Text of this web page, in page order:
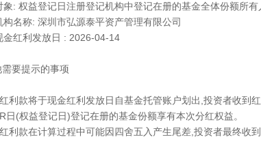
象: 权益登记日注册登记机构中登记在册的基金全体份额所有
构名称: 深圳市弘源泰平资产管理有限公司
金红利发放日 : 2026-04-14
要提示的事项
红利款将于现金红利发放日自基金托管账户划出,投资者收到
R日(权益登记日)登记在册的基金份额享有本次分红权益。
红利款在计算过程中可能因四舍五入产生尾差,投资者最终收